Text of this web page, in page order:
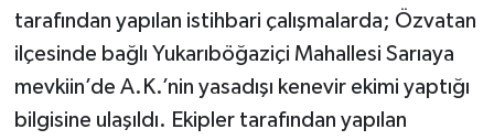
tarafından yapılan istihbari çalışmalarda; Özvatan
ilçesinde bağlı Yukarıböğaziçi Mahallesi Sarıaya
mevkiin’de A.K.’nin yasadışı kenevir ekimi yaptığı
bilgisine ulaşıldı. Ekipler tarafından yapılan